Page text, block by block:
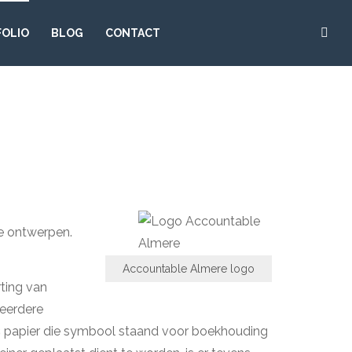
BLOG CONTACT
Accountable Almere logo
ontwerpen.
van
die symbool staand voor boekhouding